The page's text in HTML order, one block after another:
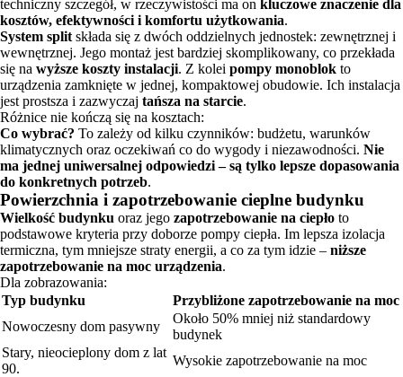
techniczny szczegół, w rzeczywistości ma on kluczowe znaczenie dla
kosztów, efektywności i komfortu użytkowania.
System split składa się z dwóch oddzielnych jednostek: zewnętrznej i
wewnętrznej. Jego montaż jest bardziej skomplikowany, co przekłada
się na wyższe koszty instalacji. Z kolei pompy monoblok to
urządzenia zamknięte w jednej, kompaktowej obudowie. Ich instalacja
jest prostsza i zazwyczaj tańsza na starcie.
Różnice nie kończą się na kosztach:
Co wybrać? To zależy od kilku czynników: budżetu, warunków
klimatycznych oraz oczekiwań co do wygody i niezawodności. Nie
ma jednej uniwersalnej odpowiedzi – są tylko lepsze dopasowania
do konkretnych potrzeb.
Powierzchnia i zapotrzebowanie cieplne budynku
Wielkość budynku oraz jego zapotrzebowanie na ciepło to
podstawowe kryteria przy doborze pompy ciepła. Im lepsza izolacja
termiczna, tym mniejsze straty energii, a co za tym idzie – niższe
zapotrzebowanie na moc urządzenia.
Dla zobrazowania:
Typ budynku
Przybliżone zapotrzebowanie na moc
Nowoczesny dom pasywny
Około 50% mniej niż standardowy
budynek
Stary, nieocieplony dom z lat
90.
Wysokie zapotrzebowanie na moc